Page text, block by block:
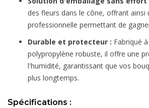
des fleurs dans le cône, offrant ainsi
professionnelle permettant de
Durable et protecteur : Fabriqué
polypropylène robuste, il offre une
l'humidité, garantissant que vos
plus longtemps.
Spécifications :